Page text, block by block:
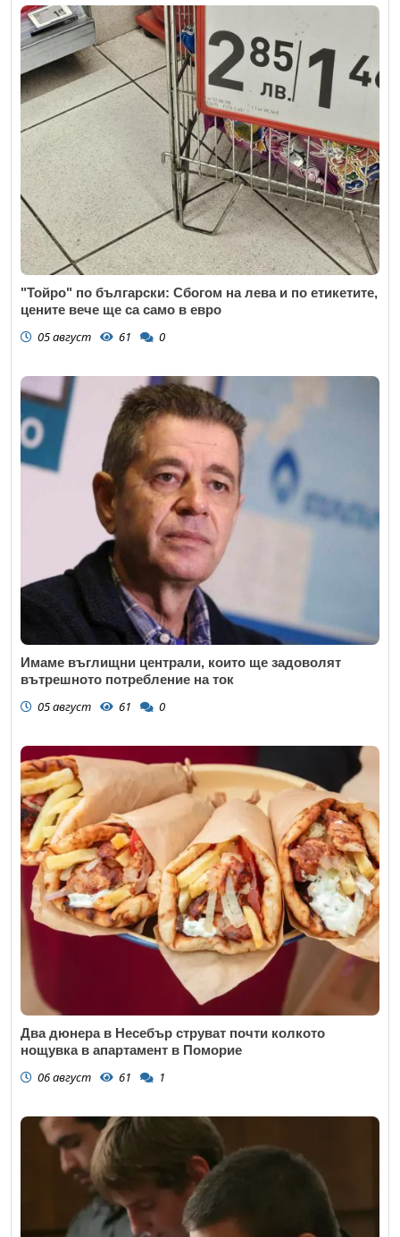
"Тойро" по български: Сбогом на лева и по етикетите,
цените вече ще са само в евро
05 август 61 0
Имаме въглищни централи, които ще задоволят
вътрешното потребление на ток
05 август 61 0
Два дюнера в Несебър струват почти колкото
нощувка в апартамент в Поморие
06 август 61 1